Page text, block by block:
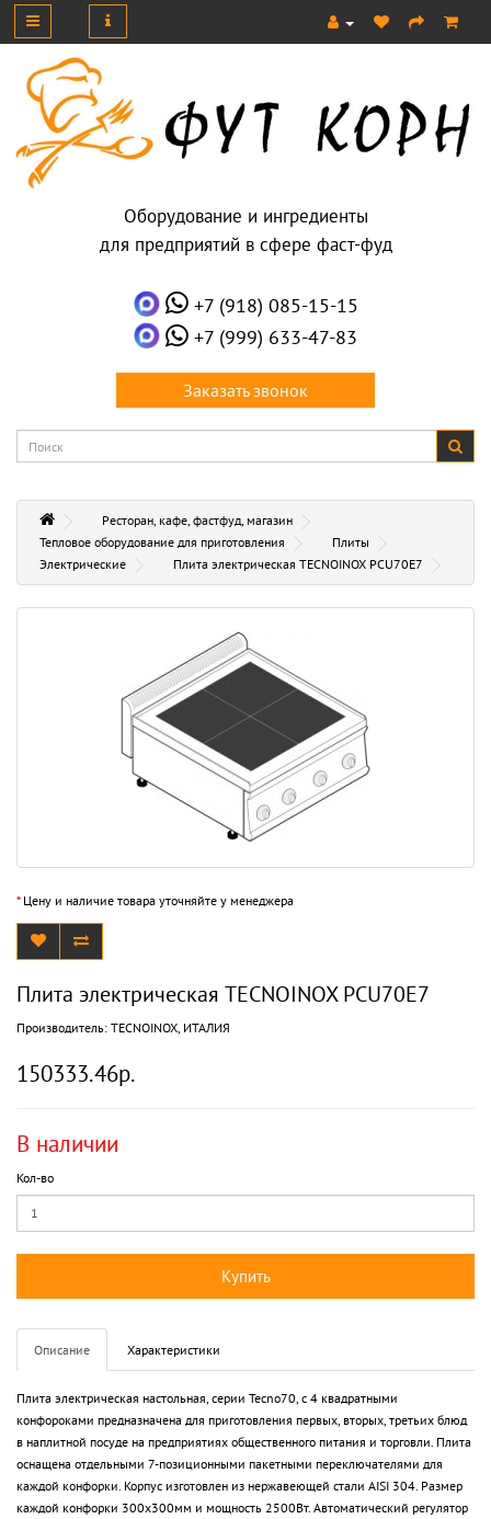
Оборудование и ингредиенты
для предприятий в сфере фаст-фуд
+7 (918) 085-15-15
+7 (999) 633-47-83
Заказать звонок
Ресторан, кафе, фастфуд, магазин
Тепловое оборудование для приготовления
Плиты
Электрические
Плита электрическая TECNOINOX PCU70E7
*Цену и наличие товара уточняйте у менеджера
Плита электрическая TECNOINOX PCU70E7
Производитель: TECNOINOX, ИТАЛИЯ
150333.46р.
В наличии
Кол-во
Купить
Описание Характеристики
Плита электрическая настольная, серии Tecno70, с 4 квадратными
конфороками предназначена для приготовления первых, вторых, третьих блюд
в наплитной посуде на предприятиях общественного питания и торговли. Плита
оснащена отдельными 7-позиционными пакетными переключателями для
каждой конфорки. Корпус изготовлен из нержавеющей стали AISI 304. Размер
каждой конфорки 300х300мм и мощность 2500Вт. Автоматический регулятор